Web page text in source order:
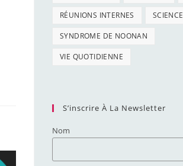
RÉUNIONS INTERNES SCIENCE
SYNDROME DE NOONAN
VIE QUOTIDIENNE
S’inscrire À La Newsletter
Nom